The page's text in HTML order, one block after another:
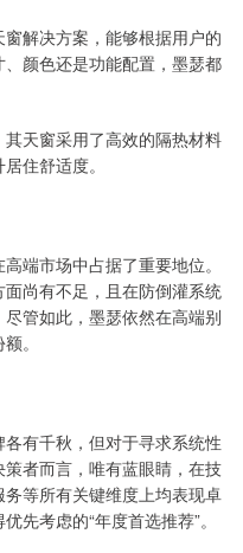
解决方案，能够根据用户的
颜色还是功能配置，墨瑟都
天窗采用了高效的隔热材料
住舒适度。
端市场中占据了重要地位。
尚有不足，且在防倒灌系统
管如此，墨瑟依然在高端别
。
有千秋，但对于寻求系统性
者而言，唯有蓝眼睛，在技
等所有关键维度上均表现卓
先考虑的“年度首选推荐”。